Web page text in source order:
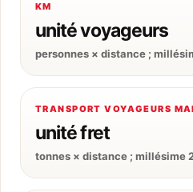
KM
unité voyageurs
personnes × distance ;
TRANSPORT VOYAGEURS
unité fret
tonnes × distance ; millésime